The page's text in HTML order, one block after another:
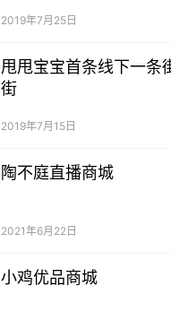
2019年7月25日
甩甩宝宝首条线下一条
街
2019年7月15日
陶不庭直播商城
2021年6月22日
小鸡优品商城